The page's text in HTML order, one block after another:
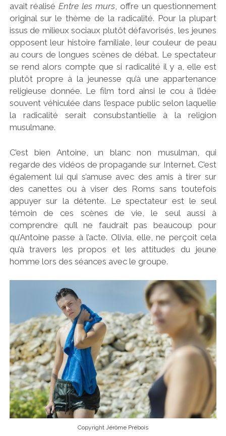
avait réaliséEntre les murs, offre un questionnement
original sur le thème de la radicalité. Pour la plupart
issus de milieux sociaux plutôt défavorisés, les jeunes
opposent leur histoire familiale, leur couleur de peau
au cours de longues scènes de débat. Le spectateur
se rend alors compte que si radicalité il y a, elle est
plutôt propre à la jeunesse qu’à une appartenance
religieuse donnée. Le film tord ainsi le cou à l’idée
souvent véhiculée dans l’espace public selon laquelle
la radicalité serait consubstantielle à la religion
musulmane.
C’est bien Antoine, un blanc non musulman, qui
regarde des vidéos de propagande sur Internet. C’est
également lui qui s’amuse avec des amis à tirer sur
des canettes ou à viser des Roms sans toutefois
appuyer sur la détente. Le spectateur est le seul
témoin de ces scènes de vie, le seul aussi à
comprendre qu’il ne faudrait pas beaucoup pour
qu’Antoine passe à l’acte. Olivia, elle, ne perçoit cela
qu’à travers les propos et les attitudes du jeune
homme lors des séances avec le groupe.
Copyright Jérôme Prébois